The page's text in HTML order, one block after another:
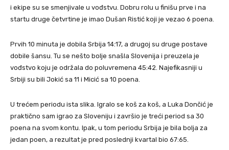
i ekipe su se smenjivale u vođstvu. Dobru rolu u finišu prve i na
startu druge četvrtine je imao Dušan Ristić koji je vezao 6 poena.
Prvih 10 minuta je dobila Srbija 14:17, a drugoj su druge postave
dobile šansu. Tu se nešto bolje snašla Slovenija i preuzela je
vođstvo koju je održala do poluvremena 45:42. Najefikasniji u
Srbiji su bili Jokić sa 11 i Micić sa 10 poena.
U trećem periodu ista slika. Igralo se koš za koš, a Luka Dončić je
praktično sam igrao za Sloveniju i završio je treći period sa 30
poena na svom kontu. Ipak, u tom periodu Srbija je bila bolja za
jedan poen, a rezultat je pred poslednji kvartal bio 67:65.